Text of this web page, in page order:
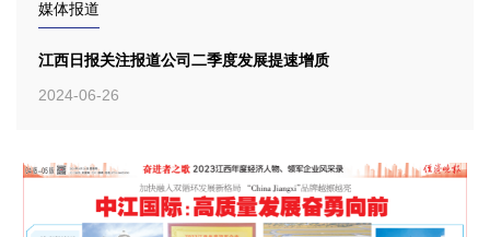
媒体报道
江西日报关注报道公司二季度发展提速增质
2024-06-26